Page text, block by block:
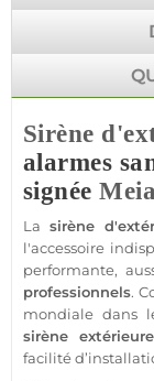
Sirène
alarmes
signée
Lasirène
l'accessoire
performante,
professionnels.
mondiale dans
sirène
extérieure
facilité